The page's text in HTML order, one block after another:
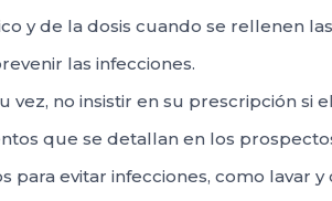
y de la dosis cuando se rellenen
las infecciones.
no insistir en su prescripción si
que se detallan en los
para evitar infecciones, como lavar